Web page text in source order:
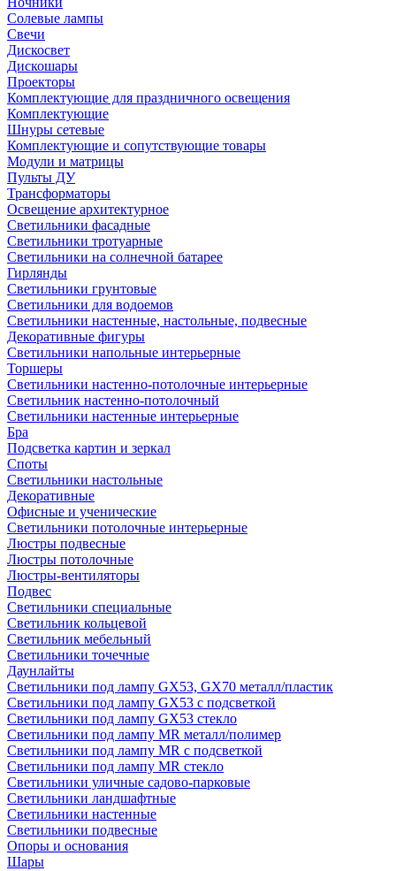
Солевые лампы
Свечи
Дискосвет
Дискошары
Проекторы
Комплектующие для праздничного освещения
Комплектующие
Шнуры сетевые
Комплектующие и сопутствующие товары
Модули и матрицы
Пульты ДУ
Трансформаторы
Освещение архитектурное
Светильники фасадные
Светильники тротуарные
Светильники на солнечной батарее
Гирлянды
Светильники грунтовые
Светильники для водоемов
Светильники настенные, настольные, подвесные
Декоративные фигуры
Светильники напольные интерьерные
Торшеры
Светильники настенно-потолочные интерьерные
Светильник настенно-потолочный
Светильники настенные интерьерные
Бра
Подсветка картин и зеркал
Споты
Светильники настольные
Декоративные
Офисные и ученические
Светильники потолочные интерьерные
Люстры подвесные
Люстры потолочные
Люстры-вентиляторы
Подвес
Светильники специальные
Светильник кольцевой
Светильник мебельный
Светильники точечные
Даунлайты
Светильники под лампу GX53, GX70 металл/пластик
Светильники под лампу GX53 с подсветкой
Светильники под лампу GX53 стекло
Светильники под лампу MR металл/полимер
Светильники под лампу MR с подсветкой
Светильники под лампу MR стекло
Светильники уличные садово-парковые
Светильники ландшафтные
Светильники настенные
Светильники подвесные
Опоры и основания
Шары